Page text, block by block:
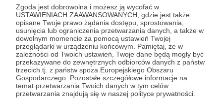
Zgoda jest dobrowolna i możesz ją wycofać w
USTAWIENIACH ZAAWANSOWANYCH, gdzie jest także
opisane Twoje prawo żądania dostępu, sprostowania,
usunięcia lub ograniczenia przetwarzania danych, a także w
dowolnym momencie za pomocą ustawień Twojej
przeglądarki w urządzeniu końcowym. Pamiętaj, że w
zależności od Twoich ustawień, Twoje dane będą mogły być
przekazywane do zewnętrznych odbiorców danych z państw
trzecich tj. z państw spoza Europejskiego Obszaru
Gospodarczego. Pozostałe szczegółowe informacje na
temat przetwarzania Twoich danych w tym celów
przetwarzania znajdują się w naszej polityce prywatności.
Dołącz do grona Patronów!
Wesprzyj działalność AutoraAleksander Biesiada
już
teraz!
Zostań Patronem